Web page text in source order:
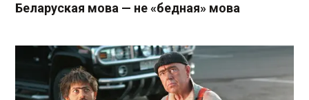
Беларуская мова — не «бедная» мова